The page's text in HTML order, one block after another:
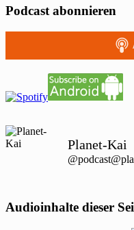
Podcast abonnieren
Planet-Kai
Audioinhalte dieser